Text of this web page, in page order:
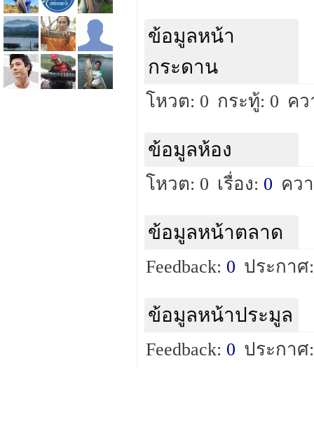
ข้อมูลหน้า
กระดาน
โหวต: 0 กระทู้: 0 ค
ข้อมูลห้อง
โหวต: 0 เรื่อง: 0 คว
ข้อมูลหน้าตลาด
Feedback: 0 ประกาศ
ข้อมูลหน้าประมูล
Feedback: 0 ประกาศ